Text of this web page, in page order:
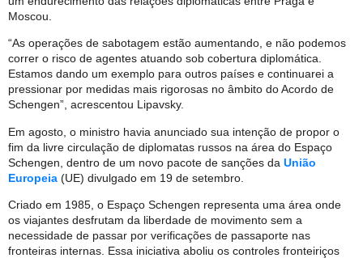
Moscou.
“As operações de sabotagem estão aumentando, e não podemos
correr o risco de agentes atuando sob cobertura diplomática.
Estamos dando um exemplo para outros países e continuarei a
pressionar por medidas mais rigorosas no âmbito do Acordo de
Schengen”, acrescentou Lipavsky.
Em agosto, o ministro havia anunciado sua intenção de propor o
fim da livre circulação de diplomatas russos na área do Espaço
Schengen, dentro de um novo pacote de sanções da União
Europeia (UE) divulgado em 19 de setembro.
Criado em 1985, o Espaço Schengen representa uma área onde
os viajantes desfrutam da liberdade de movimento sem a
necessidade de passar por verificações de passaporte nas
fronteiras internas. Essa iniciativa aboliu os controles fronteiriços